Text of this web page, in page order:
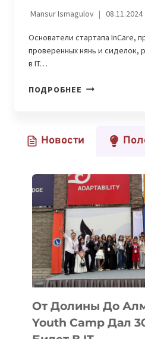
Mansur Ismagulov 08.11.2024
Основатели стартапа InCare,
проверенных нянь и сиделок,
в IT…
ПОДРОБНЕЕ WOMENINTECH.
ЧТО-
ЭТО
ОБЯЗАТЕЛЬНО
НАЙДЕТ
ПОДДЕРЖКУ»,
—
УСПЕШНЫЕ
ДЕВУШКИ
КАЗАХСТАНА
О
СТЕРЕОТИПАХ
В
Новости
От Долины До
Youth Camp Дал